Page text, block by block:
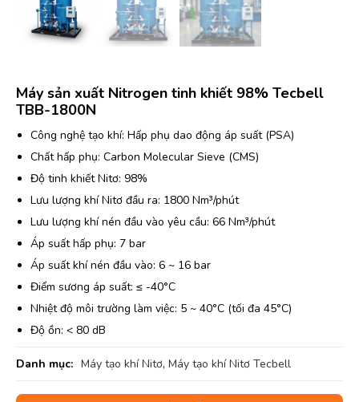
Máy sản xuất Nitrogen tinh khiết 98% Tecbell
TBB-1800N
Công nghệ tạo khí: Hấp phụ dao động áp suất (PSA)
Chất hấp phụ: Carbon Molecular Sieve (CMS)
Độ tinh khiết Nitơ: 98%
Lưu lượng khí Nitơ đầu ra: 1800 Nm³/phút
Lưu lượng khí nén đầu vào yêu cầu: 66 Nm³/phút
Áp suất hấp phụ: 7 bar
Áp suất khí nén đầu vào: 6 ~ 16 bar
Điểm sương áp suất: ≤ -40°C
Nhiệt độ môi trường làm việc: 5 ~ 40°C (tối đa 45°C)
Độ ồn: < 80 dB
Danh mục: Máy tạo khí Nitơ, Máy tạo khí Nitơ Tecbell